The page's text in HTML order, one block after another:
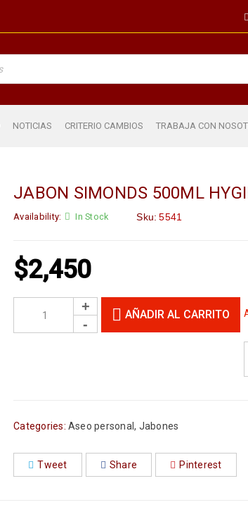
NOTICIAS CRITERIO CAMBIOS TRABAJA CON
JABON SIMONDS 500ML
Availability: In Stock Sku: 5541
$2,450
AÑADIR AL CARRITO
Categories: Aseo personal, Jabones
Tweet Share Pinterest